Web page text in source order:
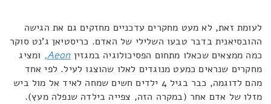
לעומת זאת, לא מעט מחקרים עדכניים מחזקים גם את הגישה
ההובסיאנית בדבר טבעו השלילי של האדם. כריסטיאן ג'נט סוקר
כמה ממצאים שכאלו מתחום הפסיכולוגיה במגזיןAeon
, ומציג
מחקרים שנראים כמעט מנוגדים לאלו שהוצגו לעיל. לפי אחד
מהם לדוגמה, כבר בגיל 4 ילדים חשים שמחה לאיד אל מול ביש
מזלו של אדם אחר (במקרה הזה, צפייה בילדה שנפלה מעץ).